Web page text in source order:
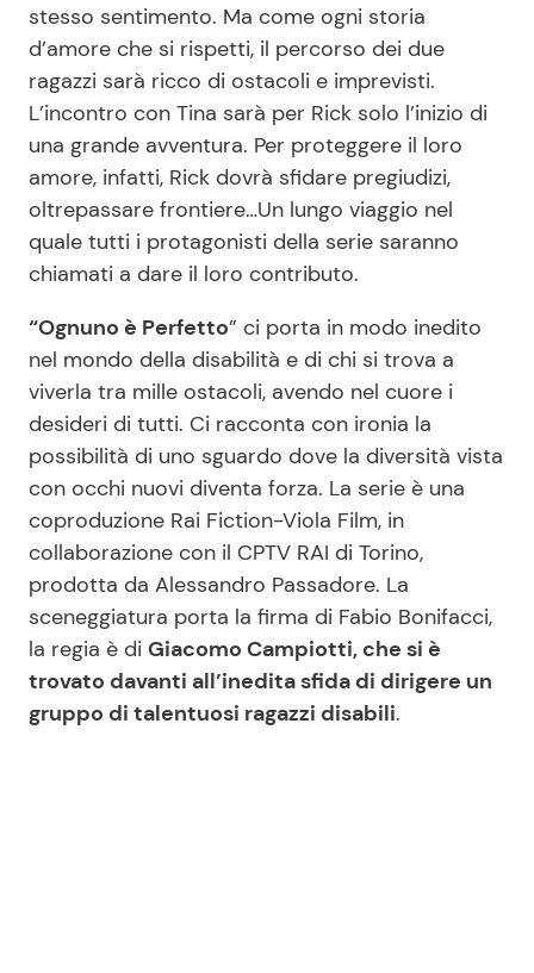
stesso sentimento. Ma come ogni storia
d’amore che si rispetti, il percorso dei due
ragazzi sarà ricco di ostacoli e imprevisti.
L’incontro con Tina sarà per Rick solo l’inizio di
una grande avventura. Per proteggere il loro
amore, infatti, Rick dovrà sfidare pregiudizi,
oltrepassare frontiere…Un lungo viaggio nel
quale tutti i protagonisti della serie saranno
chiamati a dare il loro contributo.
“Ognuno è Perfetto” ci porta in modo inedito
nel mondo della disabilità e di chi si trova a
viverla tra mille ostacoli, avendo nel cuore i
desideri di tutti. Ci racconta con ironia la
possibilità di uno sguardo dove la diversità vista
con occhi nuovi diventa forza. La serie è una
coproduzione Rai Fiction-Viola Film, in
collaborazione con il CPTV RAI di Torino,
prodotta da Alessandro Passadore. La
sceneggiatura porta la firma di Fabio Bonifacci,
la regia è di Giacomo Campiotti, che si è
trovato davanti all’inedita sfida di dirigere un
gruppo di talentuosi ragazzi disabili.